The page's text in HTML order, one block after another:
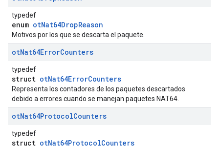
typedef
enum otNat64DropReason
Motivos por los que se descarta el paquete.
otNat64ErrorCounters
typedef
struct otNat64ErrorCounters
Representa los contadores de los paquetes descartados
debido a errores cuando se manejan paquetes NAT64.
otNat64ProtocolCounters
typedef
struct otNat64ProtocolCounters